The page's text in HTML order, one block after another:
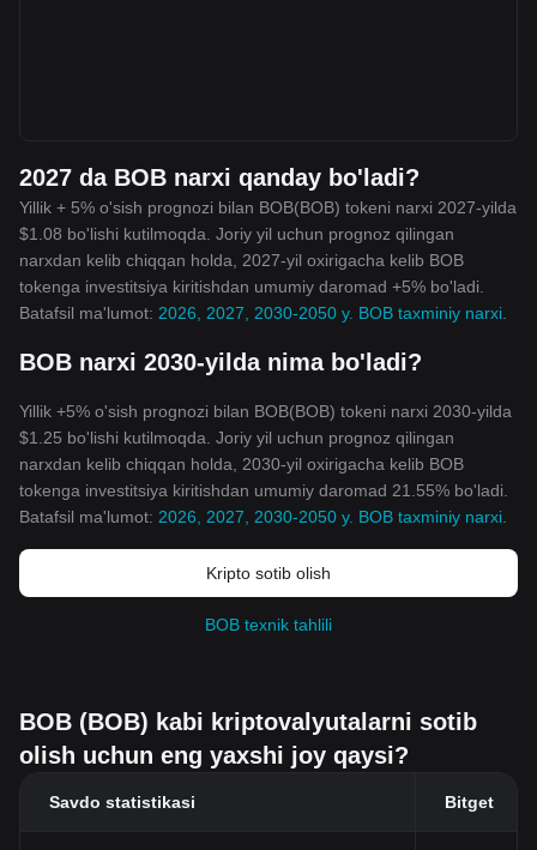
2027 da BOB narxi qanday bo'ladi?
Yillik + 5% o'sish prognozi bilan BOB(BOB) tokeni narxi 2027-yilda
$1.08 bo'lishi kutilmoqda. Joriy yil uchun prognoz qilingan
narxdan kelib chiqqan holda, 2027-yil oxirigacha kelib BOB
tokenga investitsiya kiritishdan umumiy daromad +5% bo'ladi.
Batafsil ma'lumot: 2026, 2027, 2030-2050 y. BOB taxminiy narxi
BOB narxi 2030-yilda nima bo'ladi?
Yillik +5% o'sish prognozi bilan BOB(BOB) tokeni narxi 2030-yilda
$1.25 bo'lishi kutilmoqda. Joriy yil uchun prognoz qilingan
narxdan kelib chiqqan holda, 2030-yil oxirigacha kelib BOB
tokenga investitsiya kiritishdan umumiy daromad 21.55% bo'ladi.
Batafsil ma'lumot: 2026, 2027, 2030-2050 y. BOB taxminiy narxi
Kripto sotib olish
BOB texnik tahlili
BOB (BOB) kabi kriptovalyutalarni sotib
olish uchun eng yaxshi joy qaysi?
Savdo statistikasi Bitget